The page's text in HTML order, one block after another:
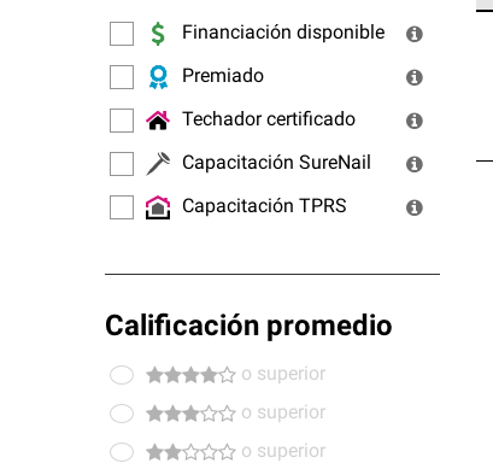
Financiación disponible
Premiado
Techador certificado
Capacitación SureNail
Capacitación TPRS
Calificación promedio
o superior
o superior
o superior